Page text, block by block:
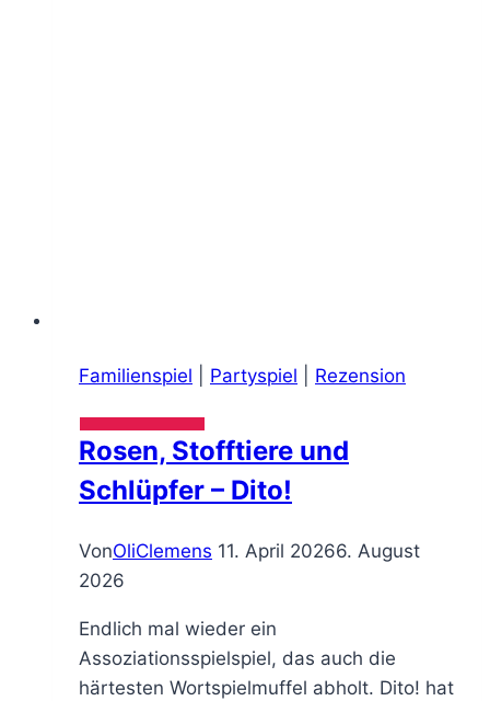
Familienspiel Partyspiel Rezension
Rosen, Stofftiere und
Schlüpfer – Dito!
VonOliClemens 11. April 20266. August
2026
Endlich mal wieder ein
Assoziationsspielspiel, das auch die
härtesten Wortspielmuffel abholt. Dito! hat